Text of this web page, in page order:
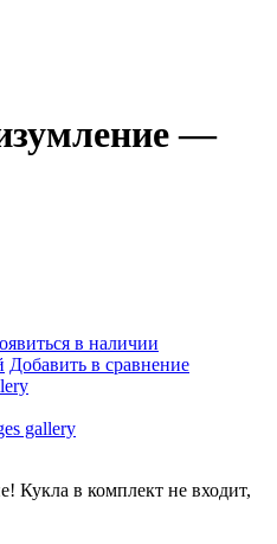
—
в наличии
Добавить в сравнение
gallery
Кукла в комплект не входит,